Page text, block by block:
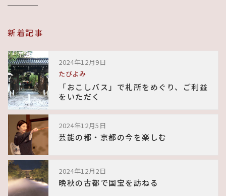
新着記事
2024年12月9日
たびよみ
「おこしバス」で札所をめぐり、ご利益
をいただく
2024年12月5日
芸能の都・京都の今を楽しむ
2024年12月2日
晩秋の古都で国宝を訪ねる